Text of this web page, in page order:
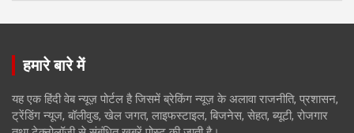
हमारे बारे में
यह एक हिंदी वेब न्यूज़ पोर्टल है जिसमें ब्रेकिंग न्यूज़ के अलावा राजनीति, प्रशासन,
ट्रेंडिंग न्यूज, बॉलीवुड, खेल जगत, लाइफस्टाइल, बिजनेस, सेहत, ब्यूटी, रोजगार